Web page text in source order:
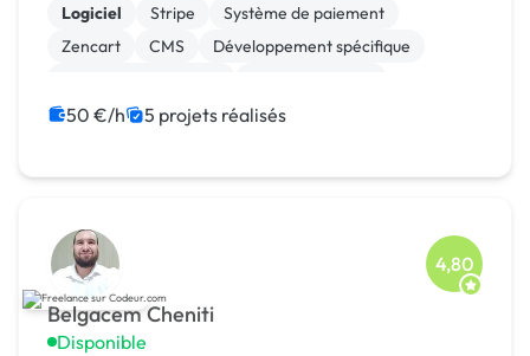
Logiciel Stripe
Système de paiement
Zencart
CMS
Développement spécifique
Landing page
Migration ou refonte de site
50 €/h 5 projets réalisés
Belgacem Cheniti
Disponible
4,80